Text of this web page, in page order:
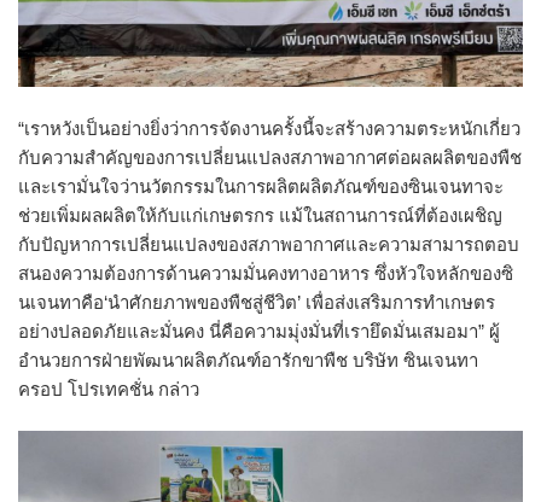
“เราหวังเป็นอย่างยิ่งว่าการจัดงานครั้งนี้จะสร้างความตระหนักเกี่ยว
กับความสำคัญของการเปลี่ยนแปลงสภาพอากาศต่อผลผลิตของพืช
และเรามั่นใจว่านวัตกรรมในการผลิตผลิตภัณฑ์ของซินเจนทาจะ
ช่วยเพิ่มผลผลิตให้กับแก่เกษตรกร แม้ในสถานการณ์ที่ต้องเผชิญ
กับปัญหาการเปลี่ยนแปลงของสภาพอากาศและความสามารถตอบ
สนองความต้องการด้านความมั่นคงทางอาหาร ซึ่งหัวใจหลักของซิ
นเจนทาคือ‘นำศักยภาพของพืชสู่ชีวิต’ เพื่อส่งเสริมการทำเกษตร
อย่างปลอดภัยและมั่นคง นี่คือความมุ่งมั่นที่เรายึดมั่นเสมอมา” ผู้
อำนวยการฝ่ายพัฒนาผลิตภัณฑ์อารักขาพืช บริษัท ซินเจนทา
ครอป โปรเทคชั่น กล่าว